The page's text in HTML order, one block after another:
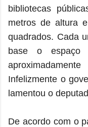
bibliotecas
metros de altura
quadrados. Cada
base o espaço
Infelizmente o
lamentou o
De acordo com o